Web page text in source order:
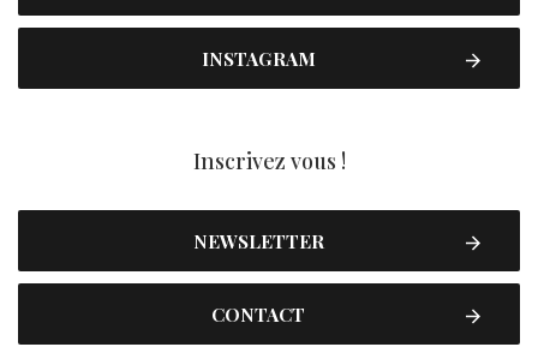
INSTAGRAM
Inscrivez vous !
NEWSLETTER
CONTACT